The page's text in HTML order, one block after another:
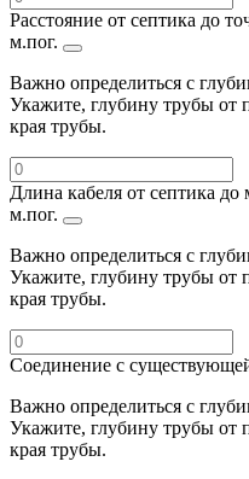
Расстояние от септика до
м.пог.
Важно определиться с
Укажите, глубину трубы от
края трубы.
Длина кабеля от септика
м.пог.
Важно определиться с
Укажите, глубину трубы от
края трубы.
Соединение с
Важно определиться с
Укажите, глубину трубы от
края трубы.